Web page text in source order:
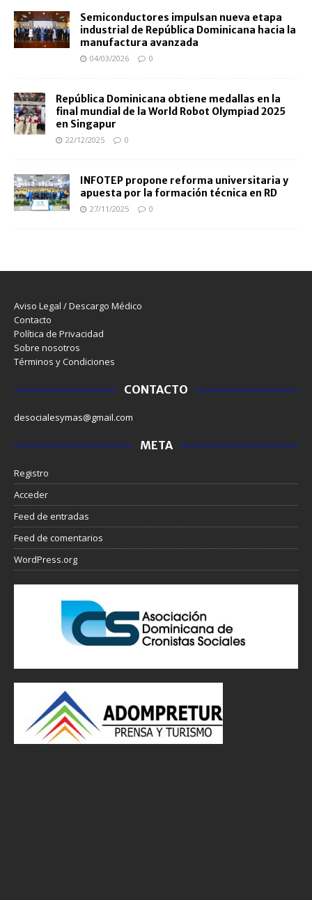
Semiconductores impulsan nueva etapa
industrial de República Dominicana hacia la
manufactura avanzada
04/03/2026 0
República Dominicana obtiene medallas en la
final mundial de la World Robot Olympiad 2025
en Singapur
22/12/2025 0
INFOTEP propone reforma universitaria y
apuesta por la formación técnica en RD
27/11/2025 0
Aviso Legal / Descargo Médico
Contacto
Política de Privacidad
Sobre nosotros
Términos y Condiciones
CONTACTO
desocialesymas@gmail.com
META
Registro
Acceder
Feed de entradas
Feed de comentarios
WordPress.org